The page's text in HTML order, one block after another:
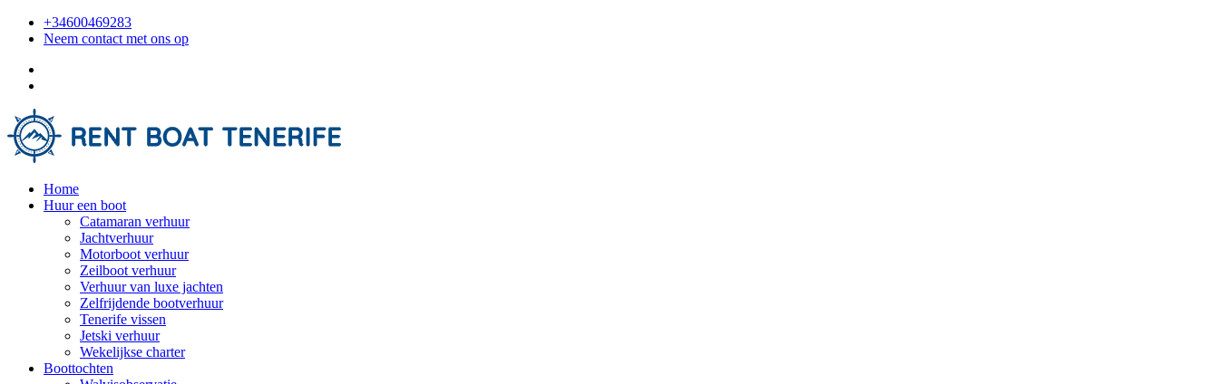
+34600469283
Neem contact met ons op
Home
Huur een boot
Catamaran verhuur
Jachtverhuur
Motorboot verhuur
Zeilboot verhuur
Verhuur van luxe jachten
Zelfrijdende bootverhuur
Tenerife vissen
Jetski verhuur
Wekelijkse charter
Boottochten